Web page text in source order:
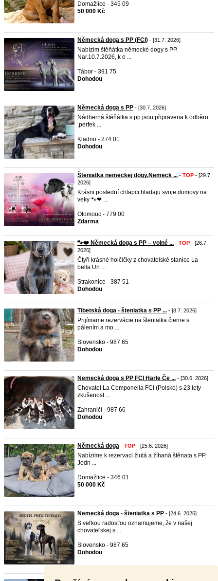
Domažlice - 345 09
50 000 Kč
Německá doga s PP (FCI) - [31.7. 2026]
Nabízím štěňátka německé dogy s PP.
Nar.10.7.2026, k o ...
Tábor - 391 75
Dohodou
Německá doga s PP - [30.7. 2026]
Nádherná štěňátka s pp jsou připravena k odběru
,perfek ...
Kladno - 274 01
Dohodou
Šteniatka nemeckej dogy,Nemeck ... - TOP - [29.7.
2026]
Krásni poslední chlapci hladaju svoje domovy na
veky 🐾❤ ...
Olomouc - 779 00
Zdarma
🐾❤️ Německá doga s PP – volné ... - TOP - [26.7.
2026]
Čtyři krásné holčičky z chovatelské stanice La
bella Un ...
Strakonice - 387 51
Dohodou
Tibetská doga - šteniatka s PP ... - [8.7. 2026]
Prijímame rezervácie na šteniatka čierne s
pálením a mo ...
Slovensko - 987 65
Dohodou
Nemecká doga s PP FCI Harle Če ... - [30.6. 2026]
Chovatel La Componella FCI (Polsko) s 23 lety
zkušenost ...
Zahraničí - 987 66
Dohodou
Německá doga - TOP - [25.6. 2026]
Nabízíme k rezervaci žlutá a žíhaná štěnata s PP.
Jedn ...
Domažlice - 346 01
50 000 Kč
Nemecká doga - šteniatka s PP - [24.6. 2026]
S veľkou radosťou oznamujeme, že v našej
chovateľskej s ...
Slovensko - 987 65
Dohodou